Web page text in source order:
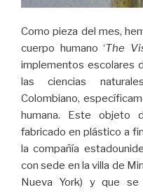
Como pieza del mes,
cuerpo humano ‘The
implementos escolares
las ciencias
Colombiano,
humana. Este objeto
fabricado en plástico a
la compañía
con sede en la villa de
Nueva York) y que se